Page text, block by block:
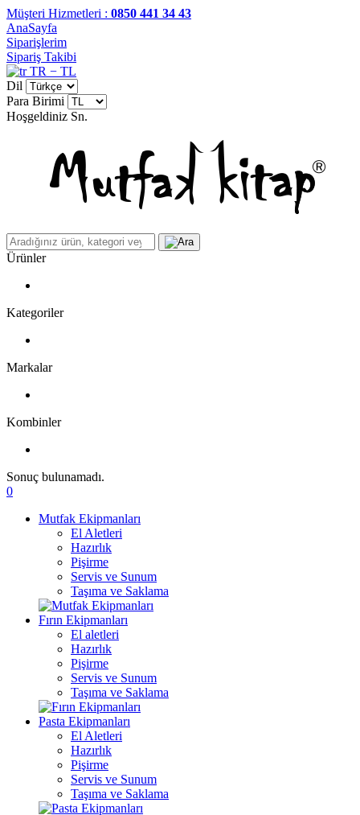
Müşteri Hizmetleri : 0850 441 34 43
AnaSayfa
Siparişlerim
Sipariş Takibi
TR − TL
Dil
Para Birimi
Hoşgeldiniz Sn.
Ürünler
Kategoriler
Markalar
Kombinler
Sonuç bulunamadı.
0
Mutfak Ekipmanları
El Aletleri
Hazırlık
Pişirme
Servis ve Sunum
Taşıma ve Saklama
Fırın Ekipmanları
El aletleri
Hazırlık
Pişirme
Servis ve Sunum
Taşıma ve Saklama
Pasta Ekipmanları
El Aletleri
Hazırlık
Pişirme
Servis ve Sunum
Taşıma ve Saklama